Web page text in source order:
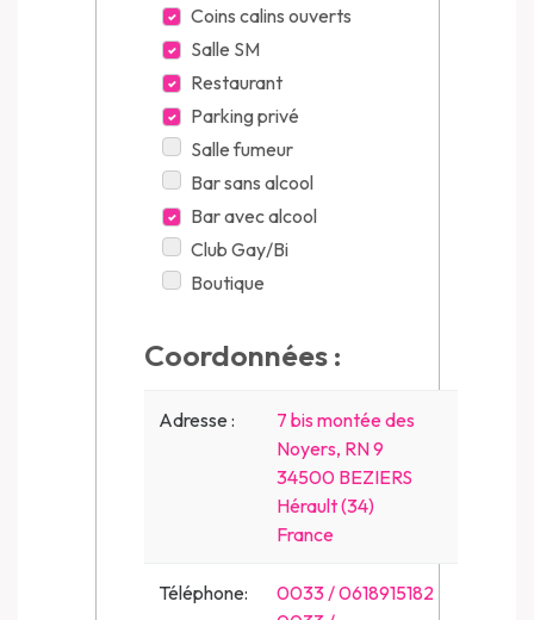
Coins calins ouverts
Salle SM
Restaurant
Parking privé
Salle fumeur
Bar sans alcool
Bar avec alcool
Club Gay/Bi
Boutique
Coordonnées :
Adresse :
7 bis montée des
Noyers, RN 9
34500 BEZIERS
Hérault (34)
France
Téléphone:
0033 / 0618915182